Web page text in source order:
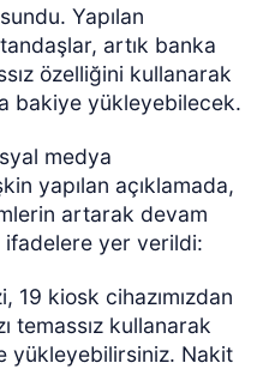
Yapılan
artık banka
özelliğini kullanarak
bakiye yükleyebilecek.
medya
yapılan açıklamada,
artarak devam
yer verildi:
19 kiosk cihazımızdan
temassız kullanarak
yükleyebilirsiniz. Nakit